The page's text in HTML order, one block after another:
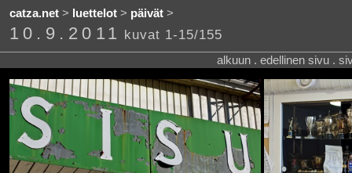
catza.net> luettelot> päivät>
10.9.2011 kuvat 1-15/155
alkuun . edellinen sivu .